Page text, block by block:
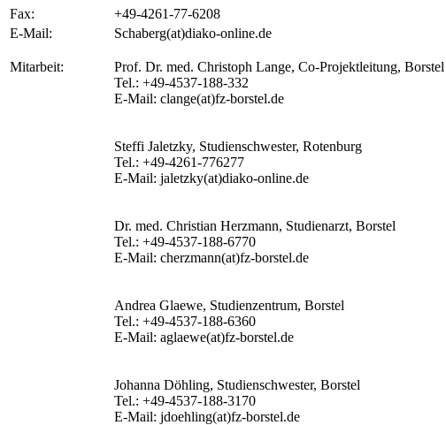
Fax:
+49-4261-77-6208
E-Mail:
Schaberg(at)diako-online.de
Mitarbeit:
Prof. Dr. med. Christoph Lange, Co-Projektleitung, Borstel
Tel.: +49-4537-188-332
E-Mail: clange(at)fz-borstel.de
Steffi Jaletzky, Studienschwester, Rotenburg
Tel.: +49-4261-776277
E-Mail: jaletzky(at)diako-online.de
Dr. med. Christian Herzmann, Studienarzt, Borstel
Tel.: +49-4537-188-6770
E-Mail: cherzmann(at)fz-borstel.de
Andrea Glaewe, Studienzentrum, Borstel
Tel.: +49-4537-188-6360
E-Mail: aglaewe(at)fz-borstel.de
Johanna Döhling, Studienschwester, Borstel
Tel.: +49-4537-188-3170
E-Mail: jdoehling(at)fz-borstel.de